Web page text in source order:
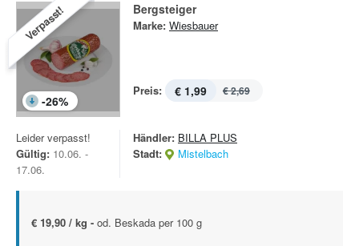
Verpasst!
-26%
Bergsteiger
Marke: Wiesbauer
Preis: € 1,99 € 2,69
Leider verpasst!
Gültig: 10.06. -
17.06.
Händler: BILLA PLUS
Stadt:
Mistelbach
€ 19,90 / kg - od. Beskada per 100 g